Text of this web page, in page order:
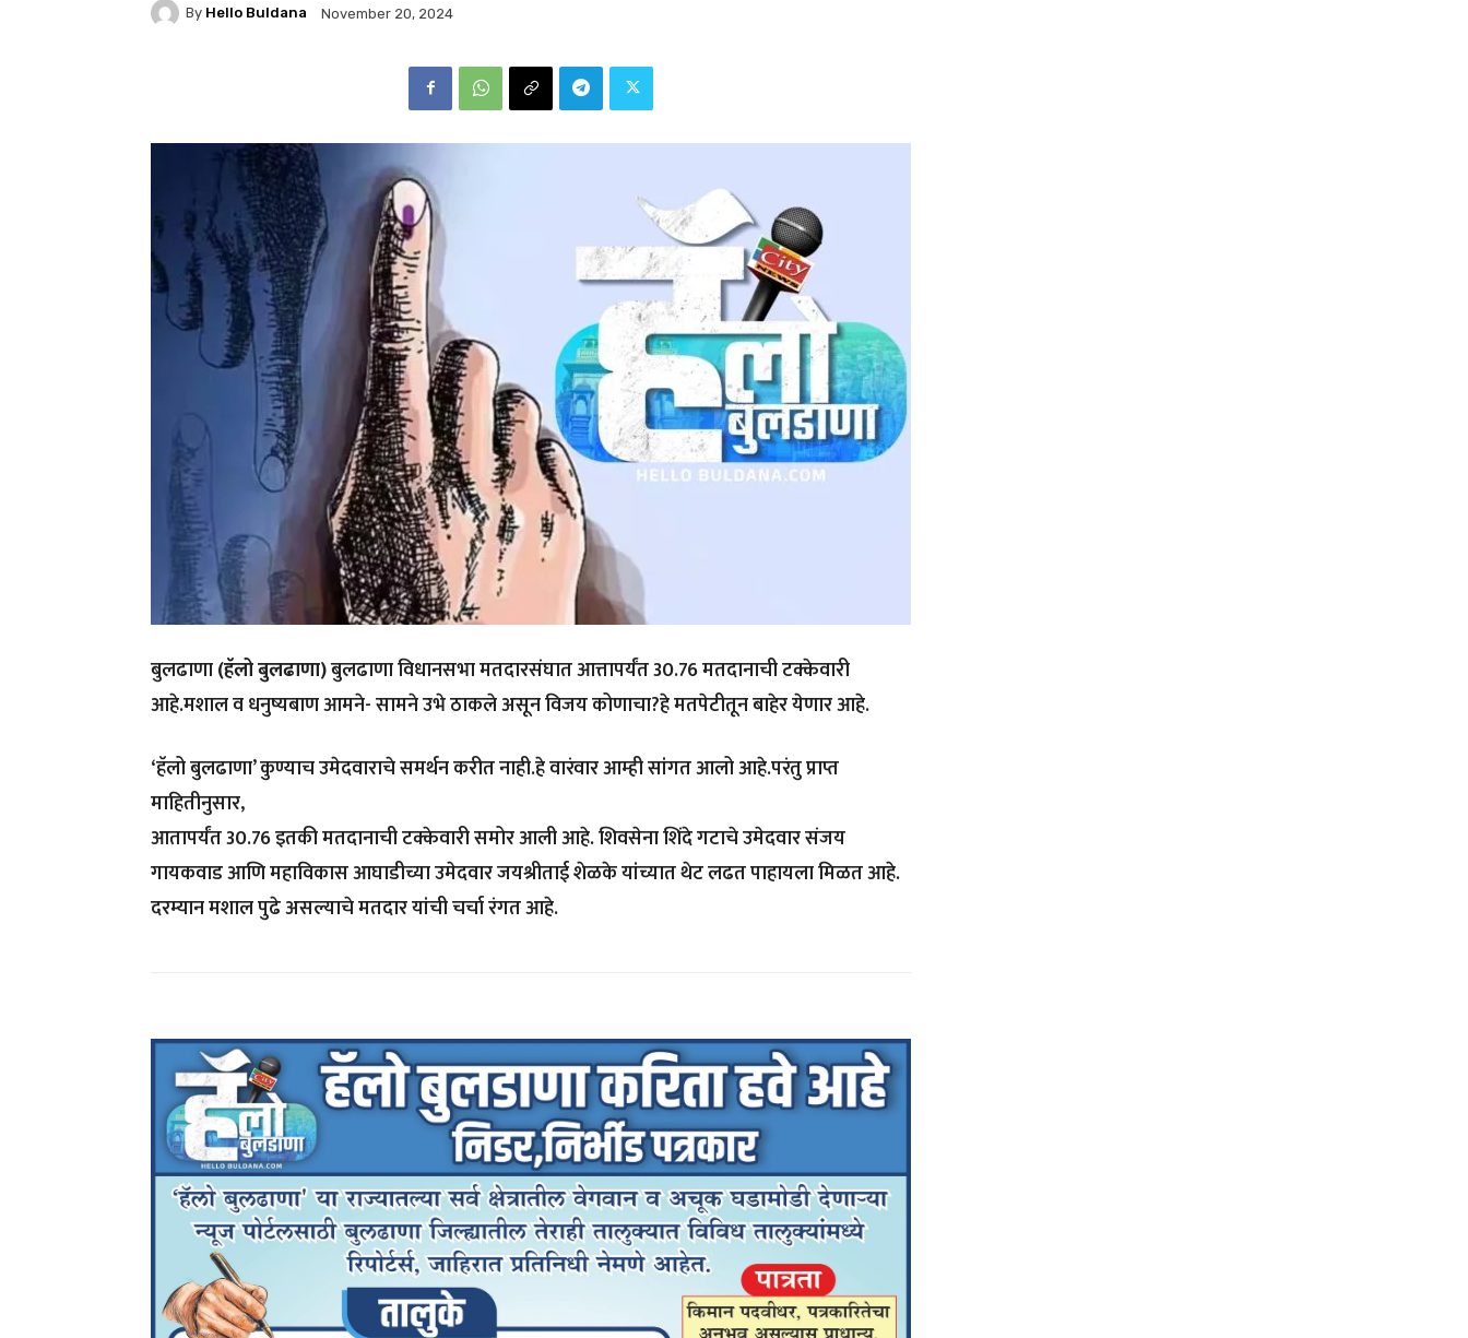
By Hello Buldana November 20, 2024
बुलढाणा(हॅलो बुलढाणा)बुलढाणा विधानसभा मतदारसंघात आत्तापर्यंत 30.76 मतदानाची टक्केवारी
आहे.मशाल व धनुष्यबाण आमने- सामने उभे ठाकले असून विजय कोणाचा?हे मतपेटीतून बाहेर येणार आहे.
‘हॅलो बुलढाणा’ कुण्याच उमेदवाराचे समर्थन करीत नाही.हे वारंवार आम्ही सांगत आलो आहे.परंतु प्राप्त
माहितीनुसार,
आतापर्यंत 30.76 इतकी मतदानाची टक्केवारी समोर आली आहे. शिवसेना शिंदे गटाचे उमेदवार संजय
गायकवाड आणि महाविकास आघाडीच्या उमेदवार जयश्रीताई शेळके यांच्यात थेट लढत पाहायला मिळत आहे.
दरम्यान मशाल पुढे असल्याचे मतदार यांची चर्चा रंगत आहे.